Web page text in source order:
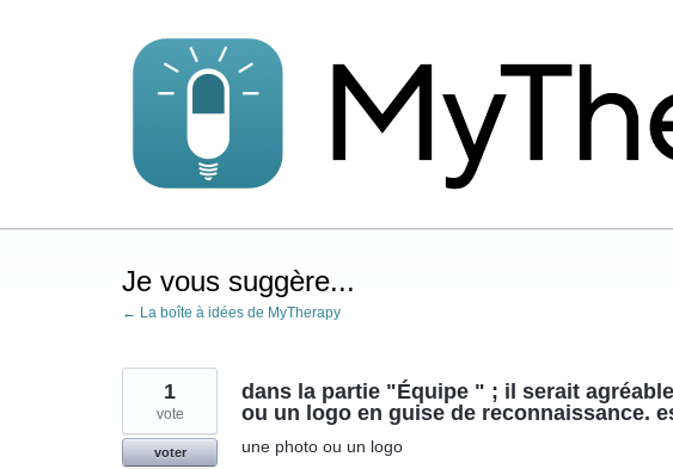
Je vous suggère...
← La boîte à idées de MyTherapy
dans la partie "Équipe " ; il serait
ou un logo en guise de reconnaissance.
une photo ou un logo
1
vote
voter